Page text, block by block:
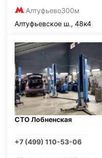
Алтуфьево300м
Алтуфьевское ш., 48к4
СТО Лобненская
+7 (499) 110-53-06